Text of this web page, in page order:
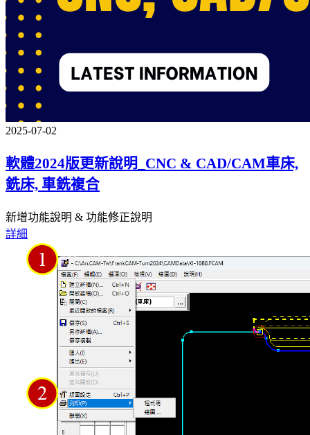
2025-07-02
軟體2024版更新說明_CNC & CAD/CAM車床,
銑床, 車銑複合
新增功能說明 & 功能修正說明
詳細